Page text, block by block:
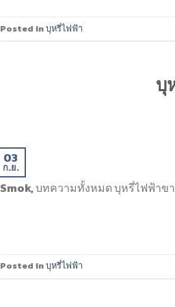
Posted inบุหรี่ไฟฟ้า
บุ
03
ก.ย.
Smok, บทความทั้งหมด บุหรี่ไฟฟ้า
Posted inบุหรี่ไฟฟ้า